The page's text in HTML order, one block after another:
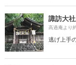
諏訪大
高過庵より
逃げ上手